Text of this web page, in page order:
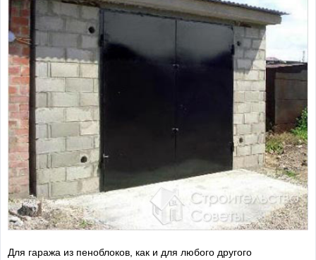
Для гаража из пеноблоков, как и для любого другого